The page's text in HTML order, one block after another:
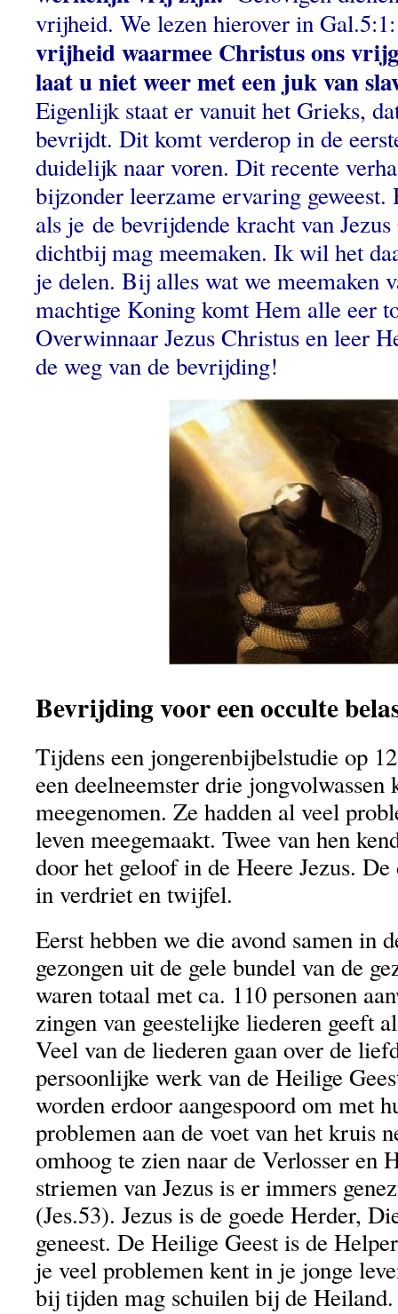
vrijheid. We lezen hierover in
vrijheid waarmee Christus ons
laat u niet weer met een juk van
Eigenlijk staat er vanuit het Grieks,
bevrijdt. Dit komt verderop in de
duidelijk naar voren. Dit recente
bijzonder leerzame ervaring geweest.
als je de bevrijdende kracht van
dichtbij mag meemaken. Ik wil het
je delen. Bij alles wat we meemaken
machtige Koning komt Hem alle eer
Overwinnaar Jezus Christus en leer
de weg van de bevrijding!
Bevrijding voor een occulte
Tijdens een jongerenbijbelstudie op
een deelneemster drie jongvolwassen
meegenomen. Ze hadden al veel
leven meegemaakt. Twee van hen
door het geloof in de Heere Jezus.
in verdriet en twijfel.
Eerst hebben we die avond samen in
gezongen uit de gele bundel van de
waren totaal met ca. 110 personen
zingen van geestelijke liederen geeft
Veel van de liederen gaan over de
persoonlijke werk van de Heilige
worden erdoor aangespoord om met
problemen aan de voet van het kruis
omhoog te zien naar de Verlosser en
striemen van Jezus is er immers
(Jes.53). Jezus is de goede Herder,
geneest. De Heilige Geest is de
je veel problemen kent in je jonge
bij tijden mag schuilen bij de